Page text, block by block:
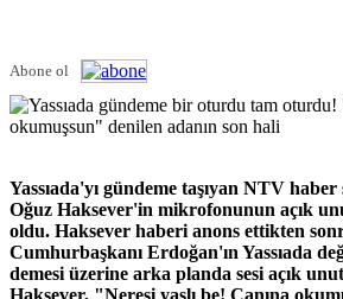
Abone ol
Yassıada'yı gündeme taşıyan NTV
Oğuz Haksever'in mikrofonunun açık
oldu. Haksever haberi anons ettikten
Cumhurbaşkanı Erdoğan'ın Yassıada
demesi üzerine arka planda sesi açık